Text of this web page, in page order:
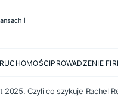
i
PROWADZENIE
2025. Czyli co szykuje Rachel